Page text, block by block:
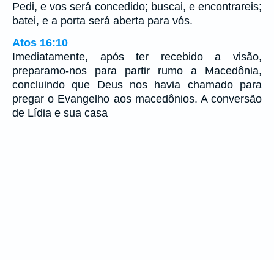
Pedi, e vos será concedido; buscai, e encontrareis;
batei, e a porta será aberta para vós.
Atos 16:10
Imediatamente, após ter recebido a visão,
preparamo-nos para partir rumo a Macedônia,
concluindo que Deus nos havia chamado para
pregar o Evangelho aos macedônios. A conversão
de Lídia e sua casa